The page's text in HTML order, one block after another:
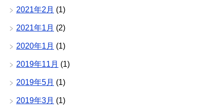
2021年2月 (1)
2021年1月 (2)
2020年1月 (1)
2019年11月 (1)
2019年5月 (1)
2019年3月 (1)